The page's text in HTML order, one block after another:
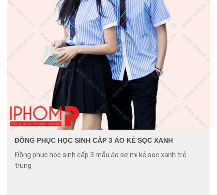
ĐỒNG PHỤC HỌC SINH CẤP 3 ÁO KẺ SỌC XANH
Đồng phục học sinh cấp 3 mẫu áo sơ mi kẻ sọc xanh trẻ
trung